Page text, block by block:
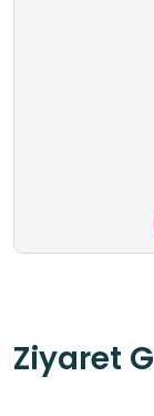
değerli bir
Ziyaret